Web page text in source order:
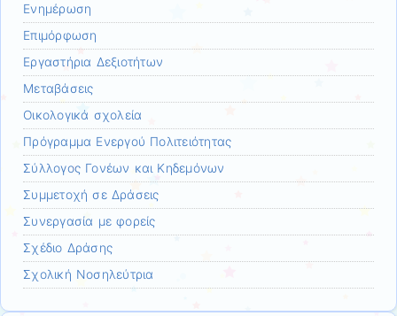
Ενημέρωση
Επιμόρφωση
Εργαστήρια Δεξιοτήτων
Μεταβάσεις
Οικολογικά σχολεία
Πρόγραμμα Ενεργού Πολιτειότητας
Σύλλογος Γονέων και Κηδεμόνων
Συμμετοχή σε Δράσεις
Συνεργασία με φορείς
Σχέδιο Δράσης
Σχολική Νοσηλεύτρια